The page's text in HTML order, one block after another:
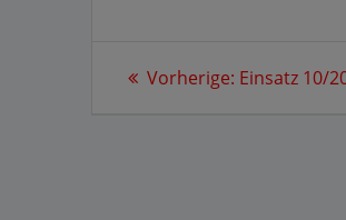
Vorherige: Vorheriger
Einsatz 10/